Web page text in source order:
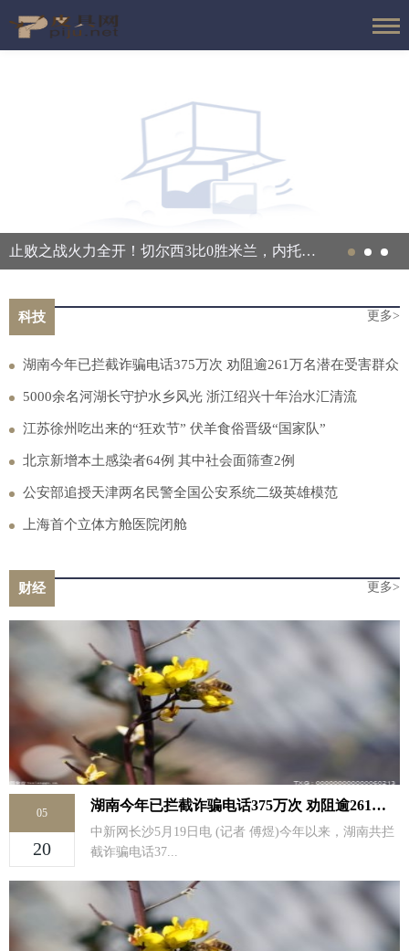
止败之战火力全开！切尔西3比0胜米兰，内托出色表现或打动阿隆索 焦点快看
科技 更多>
湖南今年已拦截诈骗电话375万次 劝阻逾261万名潜在受害群众
5000余名河湖长守护水乡风光 浙江绍兴十年治水汇清流
江苏徐州吃出来的“狂欢节” 伏羊食俗晋级“国家队”
北京新增本土感染者64例 其中社会面筛查2例
公安部追授天津两名民警全国公安系统二级英雄模范
上海首个立体方舱医院闭舱
财经 更多>
05
20
湖南今年已拦截诈骗电话375万次 劝阻逾261万名潜在受害群众
中新网长沙5月19日电 (记者 傅煜)今年以来，湖南共拦
截诈骗电话37...